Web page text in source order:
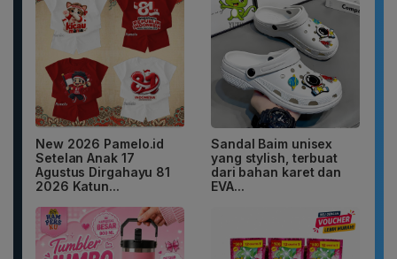
New 2026 Pamelo.id
Setelan Anak 17
Agustus Dirgahayu 81
2026 Katun...
Sandal Baim unisex
yang stylish, terbuat
dari bahan karet dan
EVA...